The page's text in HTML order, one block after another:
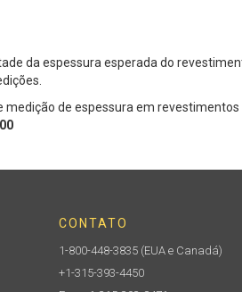
da espessura esperada do
de espessura em
CONTATO
1-800-448-3835 (EUA e Canadá)
+1-315-393-4450